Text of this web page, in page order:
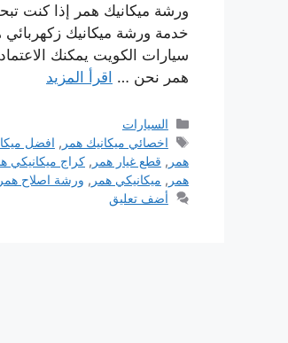
ورشة ميكانيك همر إذا كنت
خدمة ورشة ميكانيك
سيارات الكويت يمكنك
همر نحن … اقرأ المزيد
التصنيفات
السيارات
الوسوم
اخصائي ميكانيك همر , افضل
همر , قطع غيار همر , كراج ميكانيكي
همر , ميكانيكي همر , ورشة اصلاح همر
أضف تعليق